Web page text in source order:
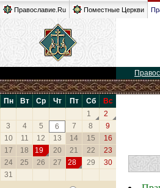
Православие.Ru Поместные Церкви
Пн Вт Ср Чт Пт Сб
Вс
1
2
3
4 5 6 7 8
9
10
11 12 13 14 15
16
17
18 19 20 21 22
23
24
25 26 27 28 29
30
31